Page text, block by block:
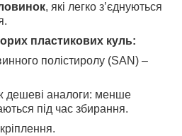
, які легко з’єднуються
пластикових куль:
полістиролу (SAN) –
дешеві аналоги: менше
під час збирання.